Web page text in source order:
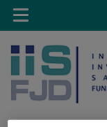
Saltar al contenido
Toggle
navigation